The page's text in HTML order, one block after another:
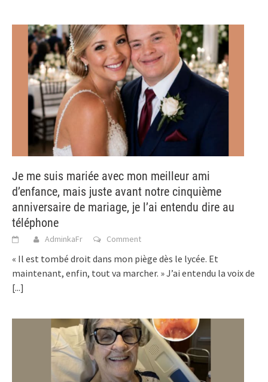
Je me suis mariée avec mon meilleur ami
d’enfance, mais juste avant notre cinquième
anniversaire de mariage, je l’ai entendu dire au
téléphone
AdminkaFr Comment
« Il est tombé droit dans mon piège dès le lycée. Et
maintenant, enfin, tout va marcher. » J’ai entendu la voix de
[...]